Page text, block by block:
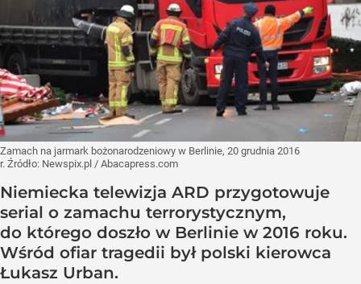
Zamach na jarmark bożonarodzeniowy w Berlinie, 20 grudnia 2016
r. Źródło: Newspix.pl / Abacapress.com
Niemiecka telewizja ARD przygotowuje
serial o zamachu terrorystycznym,
do którego doszło w Berlinie w 2016 roku.
Wśród ofiar tragedii był polski kierowca
Łukasz Urban.